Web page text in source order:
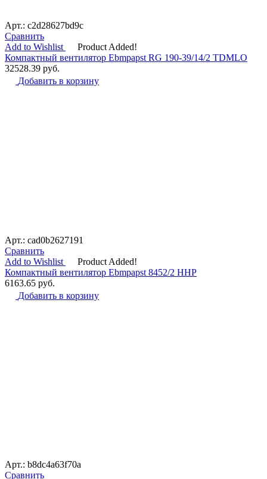
Арт.: c2d28627bd9c
Сравнить
Add to Wishlist
Product Added!
Компактный вентилятор Ebmpapst RG 190-39/14/2 TDMLO
32528.39 руб.
Добавить в корзину
Арт.: cad0b2627191
Сравнить
Add to Wishlist
Product Added!
Компактный вентилятор Ebmpapst 8452/2 HHP
6163.65 руб.
Добавить в корзину
Арт.: b8dc4a63f70a
Сравнить